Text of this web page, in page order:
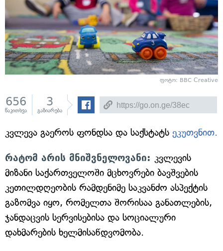
ფოტო: BBC Сreative
656
წაკითხვა
3
გაზიარება
კვლევა გაეროს ფონდსა და საქსტატს ეკუთვნით.
რატომ არის მნიშვნელოვანი: კვლევის
მიზანი საქართველოში მცხოვრები ბავშვების
კეთილდღეობის რამდენიმე საკვანძო ასპექტის
გაზომვა იყო, რომელთა შორისაა განათლების,
ჯანდაცვის სერვისებისა და სოციალური
დახმარების ხელმისაწდვომობა.